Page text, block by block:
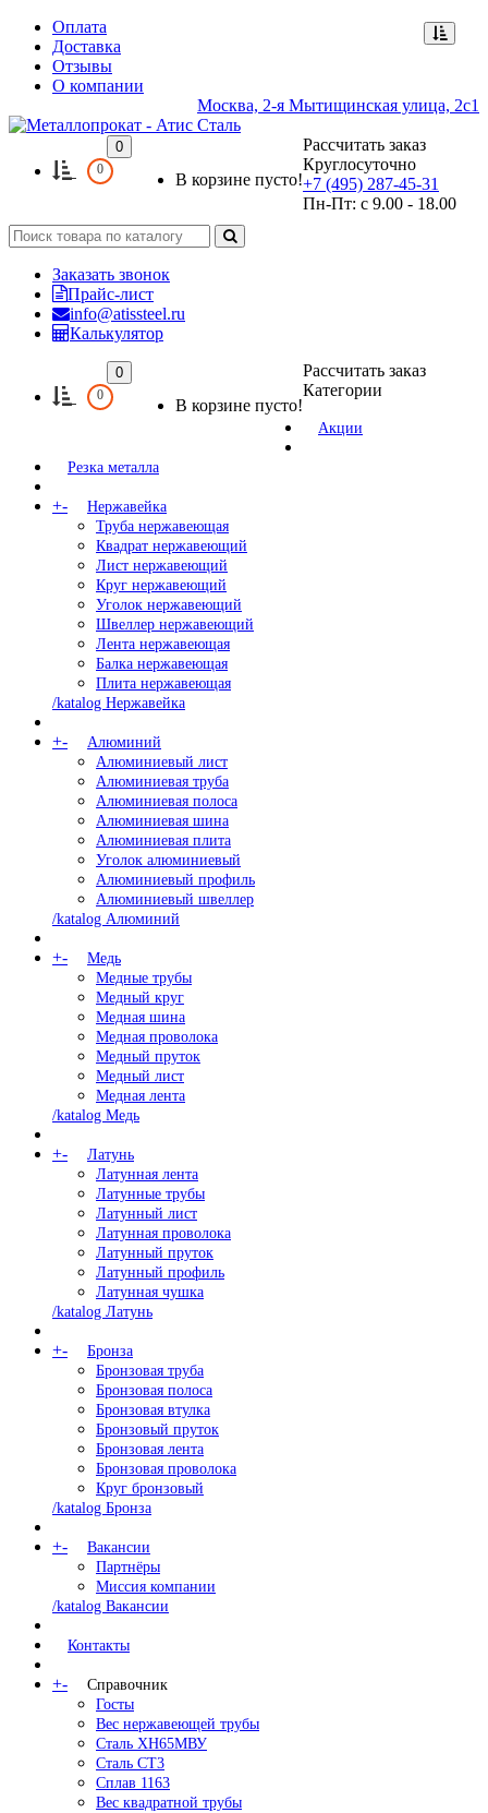
Оплата
Доставка
Отзывы
О компании
Москва, 2-я Мытищинская улица, 2с1
0
0
В корзине пусто!
Рассчитать заказ
Круглосуточно
+7 (495) 287-45-31
Пн-Пт: с 9.00 - 18.00
Заказать звонок
Прайс-лист
info@atissteel.ru
Калькулятор
0
0
В корзине пусто!
Рассчитать заказ
Категории
Акции
Резка металла
+-
Нержавейка
Труба нержавеющая
Квадрат нержавеющий
Лист нержавеющий
Круг нержавеющий
Уголок нержавеющий
Швеллер нержавеющий
Лента нержавеющая
Балка нержавеющая
Плита нержавеющая
/katalog Нержавейка
+-
Алюминий
Алюминиевый лист
Алюминиевая труба
Алюминиевая полоса
Алюминиевая шина
Алюминиевая плита
Уголок алюминиевый
Алюминиевый профиль
Алюминиевый швеллер
/katalog Алюминий
+-
Медь
Медные трубы
Медный круг
Медная шина
Медная проволока
Медный пруток
Медный лист
Медная лента
/katalog Медь
+-
Латунь
Латунная лента
Латунные трубы
Латунный лист
Латунная проволока
Латунный пруток
Латунный профиль
Латунная чушка
/katalog Латунь
+-
Бронза
Бронзовая труба
Бронзовая полоса
Бронзовая втулка
Бронзовый пруток
Бронзовая лента
Бронзовая проволока
Круг бронзовый
/katalog Бронза
+-
Вакансии
Партнёры
Миссия компании
/katalog Вакансии
Контакты
+-
Справочник
Госты
Вес нержавеющей трубы
Сталь ХН65МВУ
Сталь СТ3
Сплав 1163
Вес квадратной трубы